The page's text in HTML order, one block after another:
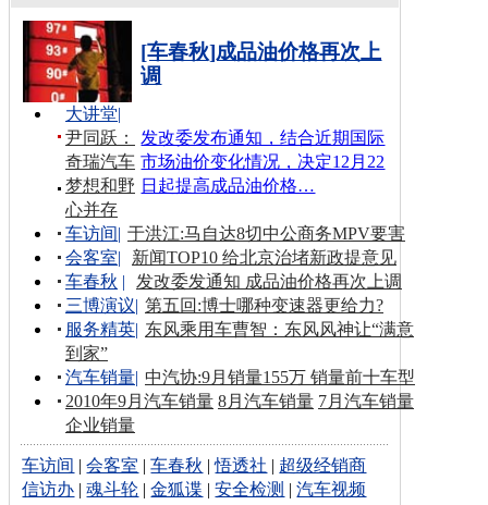
[车春秋]成品油价格再次上
调
发改委发布通知，结合近期国际
市场油价变化情况，决定12月22
日起提高成品油价格…
大讲堂|
尹同跃：
奇瑞汽车
梦想和野
心并存
车访间| 于洪江:马自达8切中公商务MPV要害
会客室|
新闻TOP10 给北京治堵新政提意见
车春秋 |
发改委发通知 成品油价格再次上调
三博演议| 第五回:博士哪种变速器更给力?
服务精英| 东风乘用车曹智：东风风神让“满意
到家”
汽车销量| 中汽协:9月销量155万 销量前十车型
2010年9月汽车销量 8月汽车销量 7月汽车销量
企业销量
车访间 |会客室 |车春秋 |悟透社 | 超级经销商
信访办 |魂斗轮 |金狐谍 |安全检测 |汽车视频